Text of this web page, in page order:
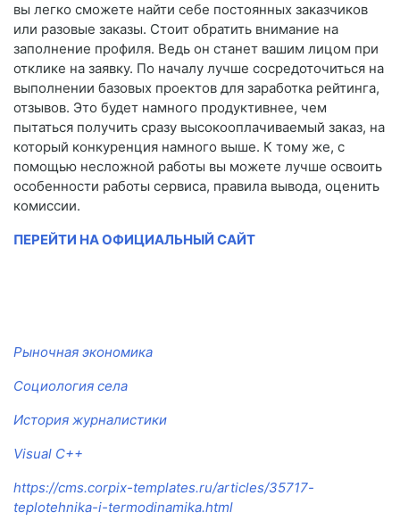
вы легко сможете найти себе постоянных заказчиков
или разовые заказы. Стоит обратить внимание на
заполнение профиля. Ведь он станет вашим лицом при
отклике на заявку. По началу лучше сосредоточиться на
выполнении базовых проектов для заработка рейтинга,
отзывов. Это будет намного продуктивнее, чем
пытаться получить сразу высокооплачиваемый заказ, на
который конкуренция намного выше. К тому же, с
помощью несложной работы вы можете лучше освоить
особенности работы сервиса, правила вывода, оценить
комиссии.
ПЕРЕЙТИ НА ОФИЦИАЛЬНЫЙ САЙТ
Рыночная экономика
Социология села
История журналистики
Visual C++
https://cms.corpix-templates.ru/articles/35717-
teplotehnika-i-termodinamika.html